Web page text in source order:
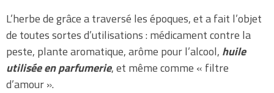
L’herbe de grâce a traversé les époques, et a fait l’objet
de toutes sortes d’utilisations : médicament contre la
peste, plante aromatique, arôme pour l’alcool, huile
utilisée en parfumerie, et même comme « filtre
d’amour ».